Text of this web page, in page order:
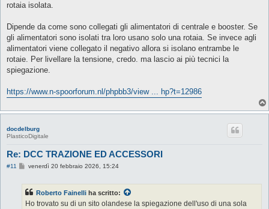
a
i
o
rotaia isolata.
Dipende da come sono collegati gli alimentatori di centrale e booster. Se
gli alimentatori sono isolati tra loro usano solo una rotaia. Se invece agli
alimentatori viene collegato il negativo allora si isolano entrambe le
rotaie. Per livellare la tensione, credo. ma lascio ai più tecnici la
spiegazione.
https://www.n-spoorforum.nl/phpbb3/view ... hp?t=12986
docdelburg
PlasticoDigitale
Re: DCC TRAZIONE ED ACCESSORI
#11
M
a
g
venerdì 20 febbraio 2026, 15:24
Roberto Fainelli ha scritto:
Ho trovato su di un sito olandese la spiegazione dell'uso di una sola